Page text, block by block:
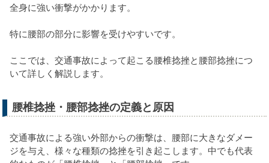
全身に強い衝撃がかかります。
特に腰部の部分に影響を受けやすいです。
ここでは、交通事故によって起こる腰椎捻挫と腰部捻挫につ
いて詳しく解説します。
腰椎捻挫・腰部捻挫の定義と原因
交通事故による強い外部からの衝撃は、腰部に大きなダメー
ジを与え、様々な種類の捻挫を引き起こします。中でも代表